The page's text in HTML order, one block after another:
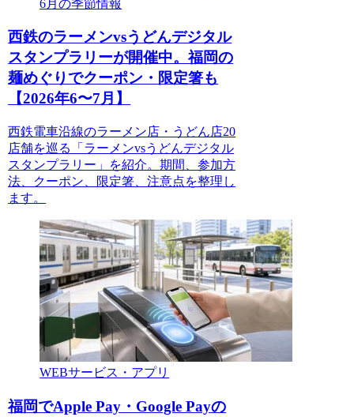
6月の季節情報
西鉄のラーメンvsうどんデジタル
スタンプラリーが開催中。福岡の
麺めぐりでクーポン・限定箸も
【2026年6〜7月】
西鉄電車沿線のラーメン店・うどん店20
店舗を巡る「ラーメンvsうどんデジタル
スタンプラリー」を紹介。期間、参加方
法、クーポン、限定箸、注意点を整理し
ます。
WEBサービス・アプリ
福岡でApple Pay・Google Payの